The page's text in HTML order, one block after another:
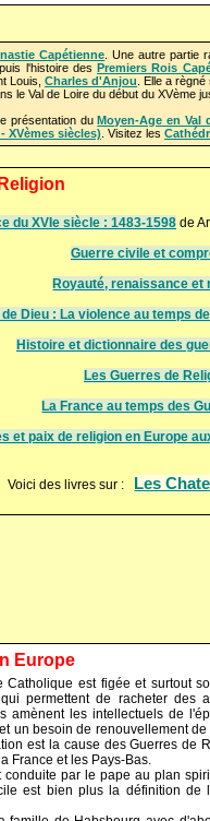
Capétienne . Une autre partie
l'histoire desPremiers Rois
Louis, Charles d'Anjou . Elle a
le Val de Loire du début du XVème
présentation duMoyen-Age en Val
XVèmes siècles) . Visitez les
du XVIe siècle : 1483-1598 de
Guerre civile et
Royauté, renaissance et
Dieu : La violence au temps
Histoire et dictionnaire des
Les Guerres de
La France au temps des
et paix de religion en Europe
Voici des livres sur : Les
Europe
est figée et surtout
permettent de racheter des
amènent les intellectuels de
un besoin de renouvellement
est la cause des Guerres
France et les Pays-Bas.
conduite par le pape au plan
est bien plus la définition